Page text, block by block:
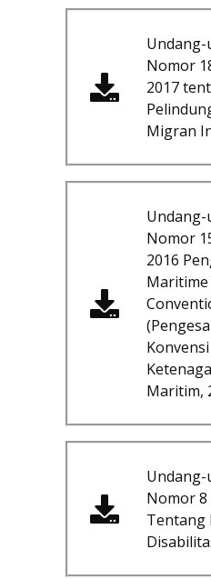
Nomor
2017
Migran
Nomor
2016
Konvensi
Maritim,
Nomor 8
Tentang